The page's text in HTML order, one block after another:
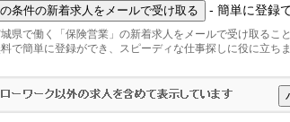
- 簡単に登録
県で働く「保険営業」の新着求人をメールで受け取ること
で簡単に登録ができ、スピーディな仕事探しに役に立ちま